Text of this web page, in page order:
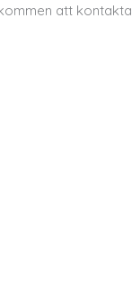
att kontakta